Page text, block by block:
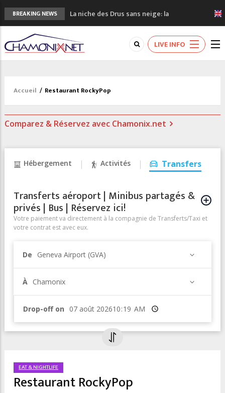
BREAKING NEWS
La niche des Drus sans neige: la
sécheresse en haute montagne
3 bonnes raisons pour visiter le nouveau
Musée du Mont-Blanc
Accidents en montagne: 3 personnes sont
Craft ouvre un nouveau magasin de course
LIVE INFO
Accueil / Restaurant RockyPop
Comparez & Réservez avec Chamonix.net
Hébergement Activités Transfers
Transferts aéroport | Minibus partagés &
privés | Bus | Réservez ici!
Votre paiement va directement à la compagnie de Transferts/Taxi et
votre contrat est avec eux.
De Geneva Airport (GVA)
À Chamonix
Drop-off on Heure
EAT & NIGHTLIFE
Restaurant RockyPop